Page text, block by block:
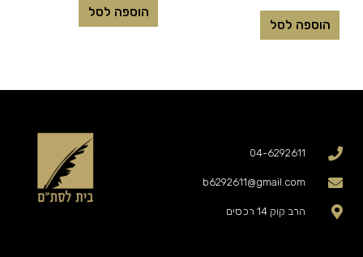
הוספה לסל
הוספה לסל
04-6292611
b6292611@gmail.com
הרב קוק 14 רכסים